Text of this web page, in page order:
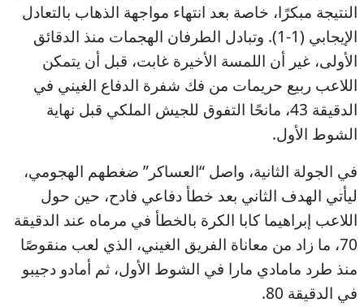
النتيجة مبكرًا، خاصة بعد انتهاء مواجهة الذهاب بالتعادل
الإيجابي (1-1). وتبادل الطرفان الهجمات منذ الدقائق
الأولى، غير أن اللمسة الأخيرة غابت، قبل أن يتمكن
اللاعب ربيع حريمات من فك شفرة الدفاع الغيني في
الدقيقة 43، مانحًا التفوق للجيش الملكي قبل نهاية
الشوط الأول.
في الجولة الثانية، واصل “العساكر” ضغطهم الهجومي،
ليأتي الهدف الثاني بعد خطأ دفاعي فادح، حين حول
اللاعب إبراهيما كابا الكرة بالخطأ في مرماه عند الدقيقة
70، ما زاد من معاناة الفريق الغيني، الذي لعب منقوصًا
منذ طرد مامادي مارا في الشوط الأول، ثم أمادو دجيبو
في الدقيقة 80.